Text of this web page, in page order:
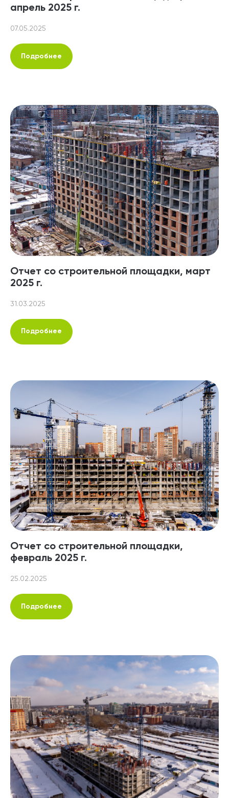
апрель 2025 г.
07.05.2025
Подробнее
Отчет со строительной площадки, март
2025 г.
31.03.2025
Подробнее
Отчет со строительной площадки,
февраль 2025 г.
25.02.2025
Подробнее